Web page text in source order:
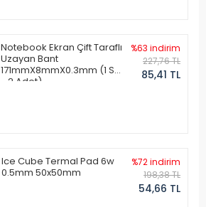
Notebook Ekran Çift Taraflı
Uzayan Bant
171mmX8mmX0.3mm (1 Set
- 2 Adet)
%63 indirim
227,76 TL
85,41 TL
Ice Cube Termal Pad 6w
0.5mm 50x50mm
%72 indirim
198,38 TL
54,66 TL